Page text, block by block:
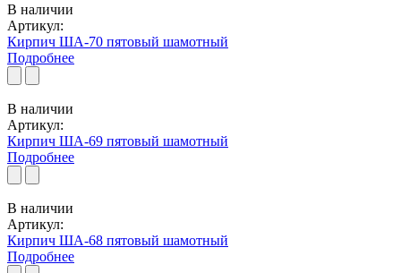
В наличии
Артикул:
Кирпич ША-70 пятовый шамотный
Подробнее
В наличии
Артикул:
Кирпич ША-69 пятовый шамотный
Подробнее
В наличии
Артикул:
Кирпич ША-68 пятовый шамотный
Подробнее